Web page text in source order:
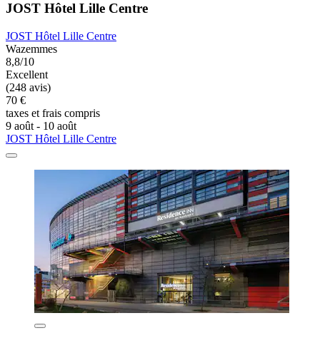
JOST Hôtel Lille Centre
JOST Hôtel Lille Centre
Wazemmes
8,8/10
Excellent
(248 avis)
70 €
taxes et frais compris
9 août - 10 août
JOST Hôtel Lille Centre